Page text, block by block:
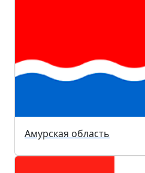
Амурская область